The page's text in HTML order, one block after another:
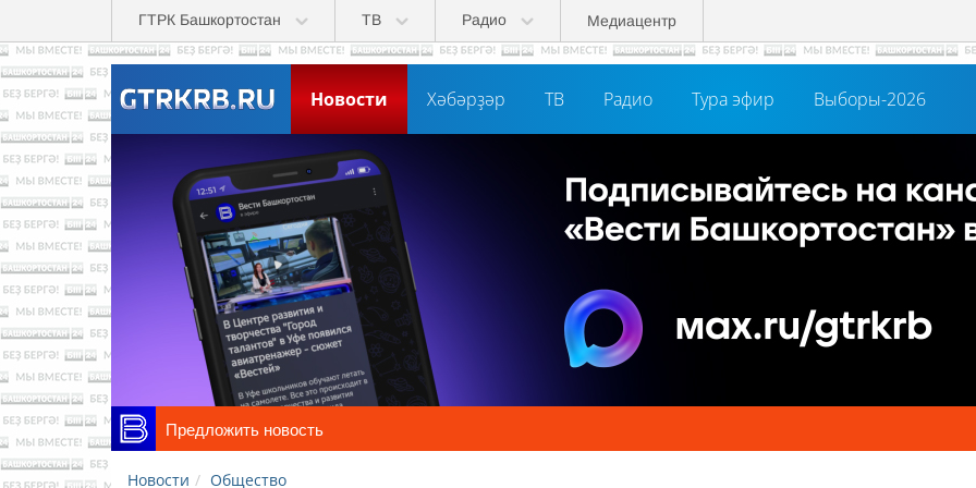
Skip to main contentГТРК Башкортостан ТВ Радио Медиацентр
Новости Хәбәрҙәр ТВ Радио Тура эфир Выборы-2026
Предложить новость
Новости Общество